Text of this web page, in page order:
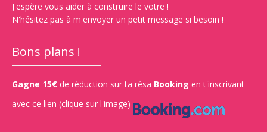
J'espère vous aider à construire le votre !
N'hésitez pas à m'envoyer un petit message si besoin !
Bons plans !
Gagne 15€ de réduction sur ta résa Booking en t'inscrivant
avec ce lien (clique sur l'image)